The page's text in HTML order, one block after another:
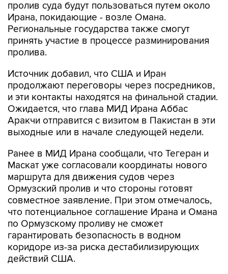
пролив суда будут пользоваться путем около
Ирана, покидающие - возле Омана.
Региональные государства также смогут
принять участие в процессе разминирования
пролива.
Источник добавил, что США и Иран
продолжают переговоры через посредников,
и эти контакты находятся на финальной стадии.
Ожидается, что глава МИД Ирана Аббас
Аракчи отправится с визитом в Пакистан в эти
выходные или в начале следующей недели.
Ранее в МИД Ирана сообщали, что Тегеран и
Маскат уже согласовали координаты нового
маршрута для движения судов через
Ормузский пролив и что стороны готовят
совместное заявление. При этом отмечалось,
что потенциальное соглашение Ирана и Омана
по Ормузскому проливу не сможет
гарантировать безопасность в водном
коридоре из-за риска дестабилизирующих
действий США.